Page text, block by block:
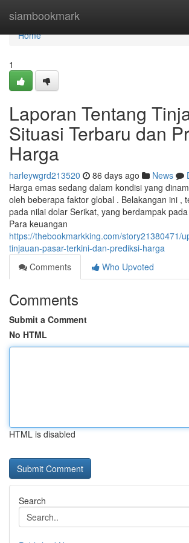
siambookmark
Home
Home
1
Laporan Tentang
Situasi Terbaru dan
Harga
harleywgrd213520 86 days ago News
Harga emas sedang dalam kondisi yang
oleh beberapa faktor global . Belakangan ini ,
pada nilai dolar Serikat, yang berdampak
Para keuangan
https://thebookmarkking.com/story21380471/
tinjauan-pasar-terkini-dan-prediksi-harga
Comments
Who Upvoted
Comments
Submit a Comment
No HTML
HTML is disabled
Search